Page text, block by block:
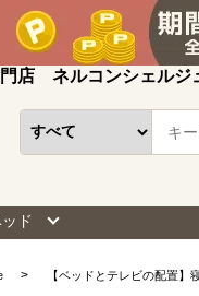
店 ネルコンシェルジ
ド
【ベッドとテレビの配置】